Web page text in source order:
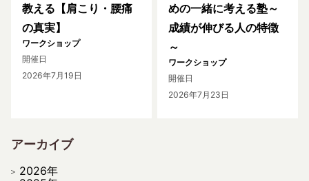
教える【肩こり・腰痛
の真実】
ワークショップ
開催日
2026年7月19日
めの一緒に考える塾～
成績が伸びる人の特徴
～
ワークショップ
開催日
2026年7月23日
アーカイブ
2026年